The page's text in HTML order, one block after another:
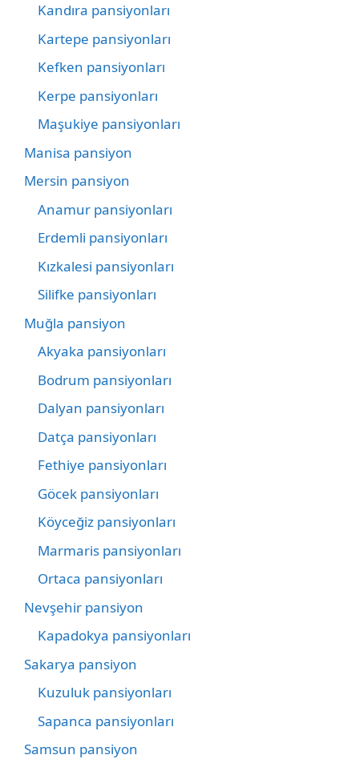
Kandıra pansiyonları
Kartepe pansiyonları
Kefken pansiyonları
Kerpe pansiyonları
Maşukiye pansiyonları
Manisa pansiyon
Mersin pansiyon
Anamur pansiyonları
Erdemli pansiyonları
Kızkalesi pansiyonları
Silifke pansiyonları
Muğla pansiyon
Akyaka pansiyonları
Bodrum pansiyonları
Dalyan pansiyonları
Datça pansiyonları
Fethiye pansiyonları
Göcek pansiyonları
Köyceğiz pansiyonları
Marmaris pansiyonları
Ortaca pansiyonları
Nevşehir pansiyon
Kapadokya pansiyonları
Sakarya pansiyon
Kuzuluk pansiyonları
Sapanca pansiyonları
Samsun pansiyon